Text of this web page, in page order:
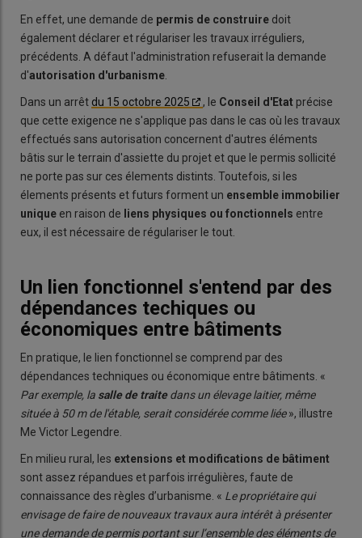
En effet, une demande de permis de construire doit
également déclarer et régulariser les travaux irréguliers,
précédents. A défaut l'administration refuserait la demande
d'autorisation d'urbanisme
Dans un arrêt du 15 octobre 2025 , le Conseil d'Etat précise
que cette exigence ne s'applique pas dans le cas où les travaux
effectués sans autorisation concernent d'autres éléments
bâtis sur le terrain d'assiette du projet et que le permis sollicité
ne porte pas sur ces élements distints. Toutefois, si les
élements présents et futurs forment un ensemble immobilier
unique en raison de liens physiques ou fonctionnels entre
eux, il est nécessaire de régulariser le tout.
Un lien fonctionnel s'entend par des
dépendances techiques ou
économiques entre bâtiments
En pratique, le lien fonctionnel se comprend par des
dépendances techniques ou économique entre bâtiments. «
Par exemple, la salle de traitedans un élevage laitier, même
située à 50 m de l'étable, serait considérée comme liée», illustre
Me Victor Legendre.
En milieu rural, les extensions et modifications de bâtiment
sont assez répandues et parfois irrégulières, faute de
connaissance des règles d’urbanisme. « Le propriétaire qui
envisage de faire de nouveaux travaux aura intérêt à présenter
une demande de permis portant sur l’ensemble des éléments de